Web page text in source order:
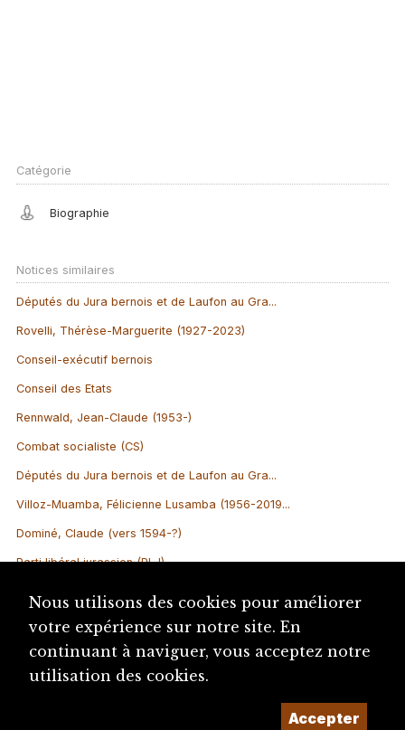
Catégorie
Biographie
Notices similaires
Députés du Jura bernois et de Laufon au Gra...
Rovelli, Thérèse-Marguerite (1927-2023)
Conseil-exécutif bernois
Conseil des Etats
Rennwald, Jean-Claude (1953-)
Combat socialiste (CS)
Députés du Jura bernois et de Laufon au Gra...
Villoz-Muamba, Félicienne Lusamba (1956-2019...
Dominé, Claude (vers 1594-?)
Parti libéral jurassien (PLJ)
Parti ouvrier et populaire jurassien (POP JU)
Nous utilisons des cookies pour améliorer
votre expérience sur notre site. En
continuant à naviguer, vous acceptez notre
utilisation des cookies.
Accepter